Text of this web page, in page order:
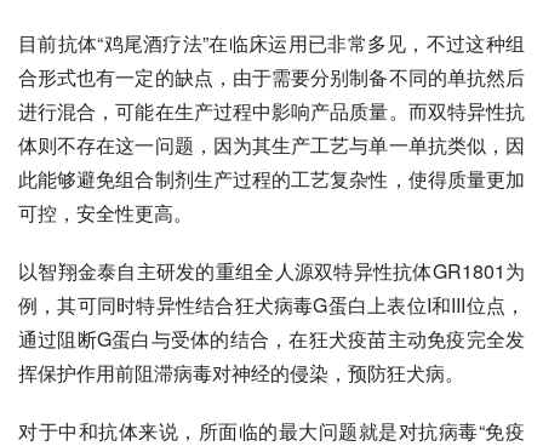
目前抗体“鸡尾酒疗法”在临床运用已非常多见，不过这种组
合形式也有一定的缺点，由于需要分别制备不同的单抗然后
进行混合，可能在生产过程中影响产品质量。而双特异性抗
体则不存在这一问题，因为其生产工艺与单一单抗类似，因
此能够避免组合制剂生产过程的工艺复杂性，使得质量更加
可控，安全性更高。
以智翔金泰自主研发的重组全人源双特异性抗体GR1801为
例，其可同时特异性结合狂犬病毒G蛋白上表位I和III位点，
通过阻断G蛋白与受体的结合，在狂犬疫苗主动免疫完全发
挥保护作用前阻滞病毒对神经的侵染，预防狂犬病。
对于中和抗体来说，所面临的最大问题就是对抗病毒“免疫